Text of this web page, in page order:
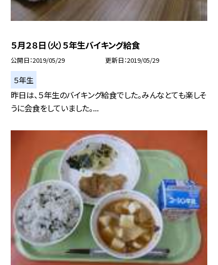
５月２８日（火）５年生バイキング給食
公開日 2019/05/29 更新日 2019/05/29
５年生
昨日は、５年生のバイキング給食でした。みんなとても楽しそ
うに会食をしていました。...